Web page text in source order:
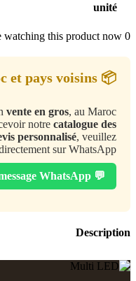
unité
0
watching this product now!
📦 Vente en gros au Maroc et pays voisins
vente en gros, au Maroc
notre catalogue des
personnalisé, veuillez
sur WhatsApp :
💬 Envoyer un message WhatsApp
Description